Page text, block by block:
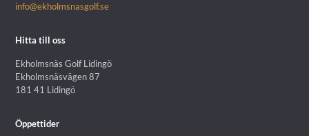
info@ekholmsnasgolf.se
Hitta till oss
Ekholmsnäs Golf Lidingö
Ekholmsnäsvägen 87
181 41 Lidingö
Öppettider